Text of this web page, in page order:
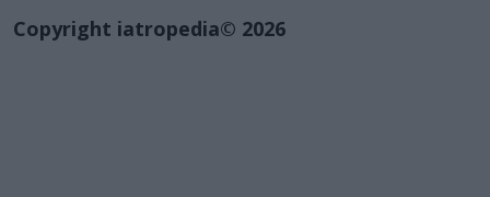
Copyright iatropedia© 2026